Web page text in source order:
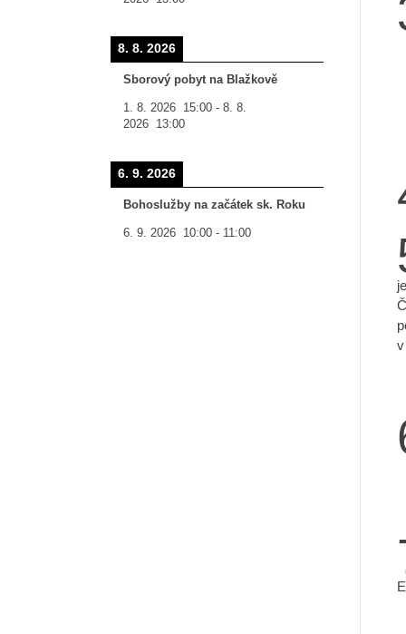
v
8. 8. 2026
Sborový pobyt na Blažkově
1. 8. 2026 15:00 - 8. 8.
2026
13:00
6. 9. 2026
Bohoslužby na začátek sk. Roku
6. 9. 2026 10:00 - 11:00